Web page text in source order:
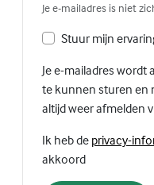
Je e-mailadres is niet
Stuur mijn
Je e-mailadres wordt
te kunnen sturen en
altijd weer afmelden
Ik heb de privacy-
akkoord